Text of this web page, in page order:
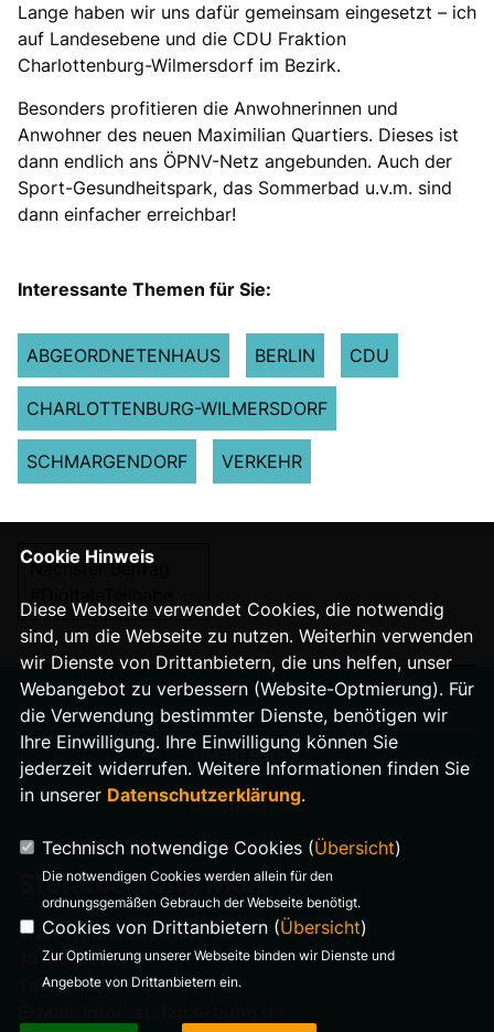
Lange haben wir uns dafür gemeinsam eingesetzt – ich
auf Landesebene und die CDU Fraktion
Charlottenburg-Wilmersdorf im Bezirk.
Besonders profitieren die Anwohnerinnen und
Anwohner des neuen Maximilian Quartiers. Dieses ist
dann endlich ans ÖPNV-Netz angebunden. Auch der
Sport-Gesundheitspark, das Sommerbad u.v.m. sind
dann einfacher erreichbar!
Interessante Themen für Sie:
ABGEORDNETENHAUS BERLIN CDU
CHARLOTTENBURG-WILMERSDORF
SCHMARGENDORF VERKEHR
Nächster Beitrag
IMPRESSUM
DATENSCHUTZ
Stefanie Bung MdA
Warnemünder Straße 29
14199 Berlin
Telefon: 0176 321 977 18
Cookie Hinweis
Diese Webseite verwendet Cookies, die notwendig
sind, um die Webseite zu nutzen. Weiterhin verwenden
wir Dienste von Drittanbietern, die uns helfen, unser
Webangebot zu verbessern (Website-Optmierung). Für
die Verwendung bestimmter Dienste, benötigen wir
Ihre Einwilligung. Ihre Einwilligung können Sie
jederzeit widerrufen. Weitere Informationen finden Sie
in unserer Datenschutzerklärung.
Technisch notwendige Cookies (Übersicht)
Die notwendigen Cookies werden allein für den
ordnungsgemäßen Gebrauch der Webseite benötigt.
Cookies von Drittanbietern (Übersicht)
Zur Optimierung unserer Webseite binden wir Dienste und
Angebote von Drittanbietern ein.